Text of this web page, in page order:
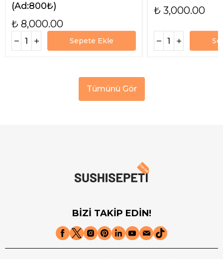
(Ad:800₺)
₺ 8,000.00
Sepete Ekle
₺ 3,000.00
Tümünü Gör
BİZİ TAKİP EDİN!